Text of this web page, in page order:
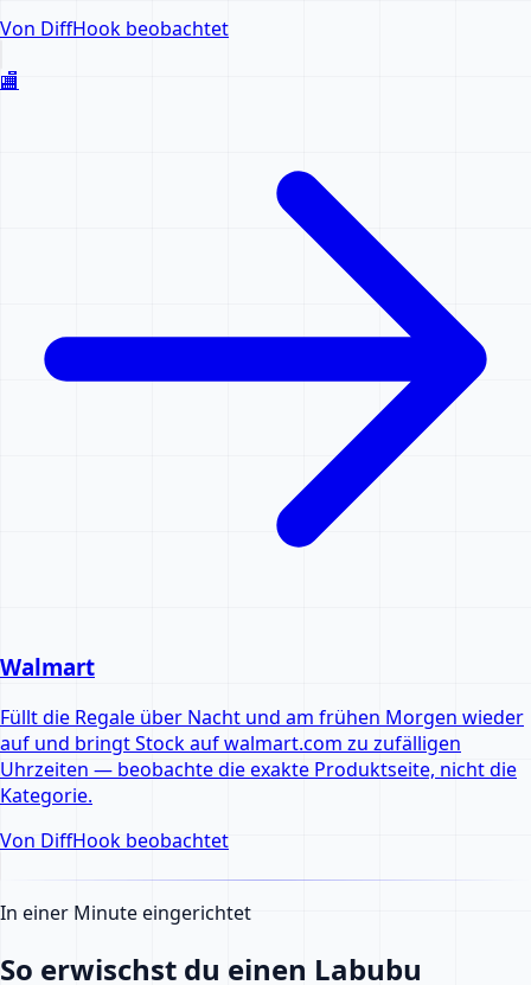
Von DiffHook beobachtet
🏬
Walmart
Füllt die Regale über Nacht und am frühen Morgen wieder
auf und bringt Stock auf walmart.com zu zufälligen
Uhrzeiten — beobachte die exakte Produktseite, nicht die
Kategorie.
Von DiffHook beobachtet
In einer Minute eingerichtet
So erwischst du einen Labubu